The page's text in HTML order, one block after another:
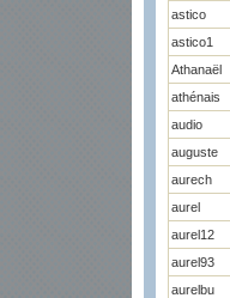
astico
astico1
Athanaël
athénais
audio
auguste
aurech
aurel
aurel12
aurel93
aurelbu